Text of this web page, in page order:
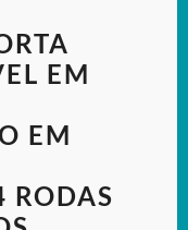
EM
EM
RODAS